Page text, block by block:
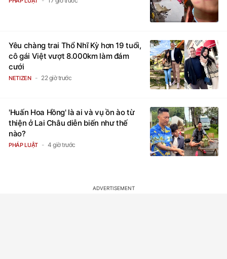
Yêu chàng trai Thổ Nhĩ Kỳ hơn 19 tuổi,
cô gái Việt vượt 8.000km làm đám
cưới
NETIZEN 22 giờ trước
'Huấn Hoa Hồng' là ai và vụ ồn ào từ
thiện ở Lai Châu diễn biến như thế
nào?
PHÁP LUẬT 4 giờ trước